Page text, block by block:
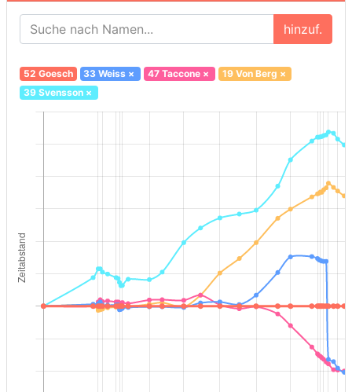
hinzuf.
52 Goesch 33 Weiss × 47 Taccone× 19 Von Berg ×
39 Svensson×